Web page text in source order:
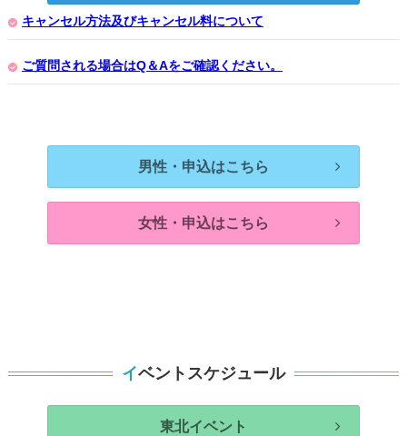
キャンセル方法及びキャンセル料について
ご質問される場合はQ＆Aをご確認ください。
男性・申込はこちら
女性・申込はこちら
イベントスケジュール
東北イベント